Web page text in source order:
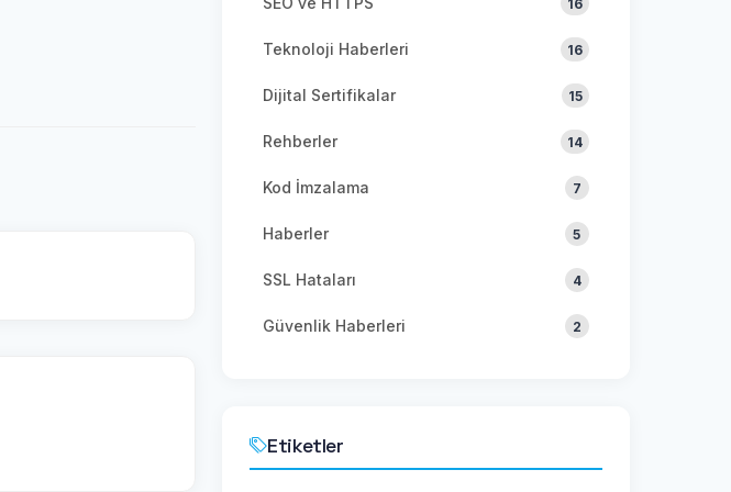
16
Teknoloji Haberleri 16
Dijital Sertifikalar 15
Rehberler 14
Kod İmzalama 7
Haberler 5
SSL Hataları 4
Güvenlik Haberleri 2
Etiketler